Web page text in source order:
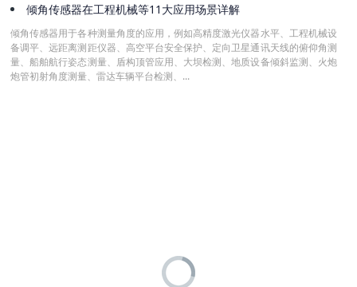
倾角传感器在工程机械等11大应用场景详解
倾角传感器用于各种测量角度的应用，例如高精度激光仪器水平、工程机械设
备调平、远距离测距仪器、高空平台安全保护、定向卫星通讯天线的俯仰角测
量、船舶航行姿态测量、盾构顶管应用、大坝检测、地质设备倾斜监测、火炮
炮管初射角度测量、雷达车辆平台检测、...